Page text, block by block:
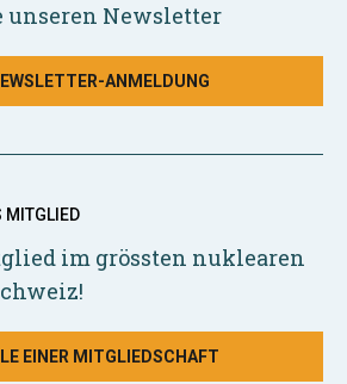
unseren Newsletter
ANMELDUNG
MITGLIED
im grössten nuklearen
EINER MITGLIEDSCHAFT